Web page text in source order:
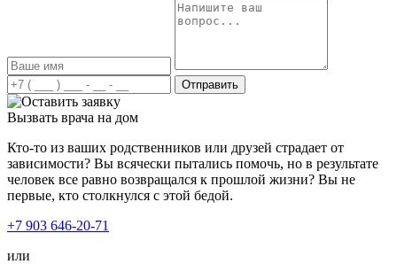
Отправить
Вызвать врача на дом
Кто-то из ваших родственников или друзей страдает от
зависимости? Вы всячески пытались помочь, но в результате
человек все равно возвращался к прошлой жизни? Вы не
первые, кто столкнулся с этой бедой.
+7 903 646-20-71
или